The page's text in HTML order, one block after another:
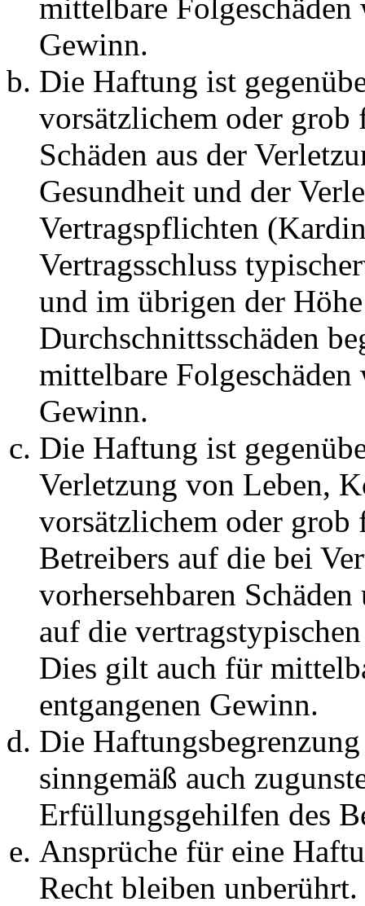
mittelbare Folgeschäden
Gewinn.
Die Haftung ist
vorsätzlichem oder grob
Schäden aus der
Gesundheit und der
Vertragspflichten
Vertragsschluss
und im übrigen der
Durchschnittsschäden
mittelbare Folgeschäden
Gewinn.
Die Haftung ist
Verletzung von Leben,
vorsätzlichem oder grob
Betreibers auf die bei
vorhersehbaren
auf die
Dies gilt auch für
entgangenen Gewinn.
Die
sinngemäß auch
Erfüllungsgehilfen des
Ansprüche für eine
Recht bleiben unberührt.